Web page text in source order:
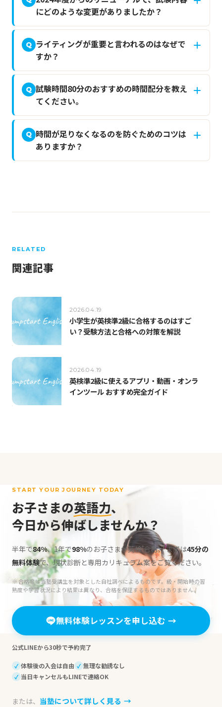
にどのような変更がありましたか？
Q
ライティングが重要と言われるのはなぜで
すか？
Q 試験時間80分のおすすめの時間配分を教え
てください。
Q 時間が足りなくなるのを防ぐためのコツは
ありますか？
RELATED
関連記事
2026.04.19
小学生が英検準2級に合格するのはすご
い？受験方法と合格への対策を解説
2026.04.19
英検準2級に使えるアプリ・動画・オンラ
インツール おすすめ完全ガイド
START YOUR JOURNEY TODAY
お子さまの英語力、
今日から伸ばしませんか？
半年で84%、1年で98%のお子さまが英検®合格。まずは45分の
無料体験で、現状診断と専用カリキュラム案をご覧ください。
※ 合格率は当塾受講生を対象とした自社調べによるものです。級・開始時の習
熟度や学習状況により結果は異なり、合格を保証するものではありません。
無料体験レッスンを申し込む →
公式LINEから30秒で予約完了
✓ 体験後の入会は自由 ✓ 無理な勧誘なし
✓ 当日キャンセルもLINEで連絡OK
または、 当塾について詳しく見る →